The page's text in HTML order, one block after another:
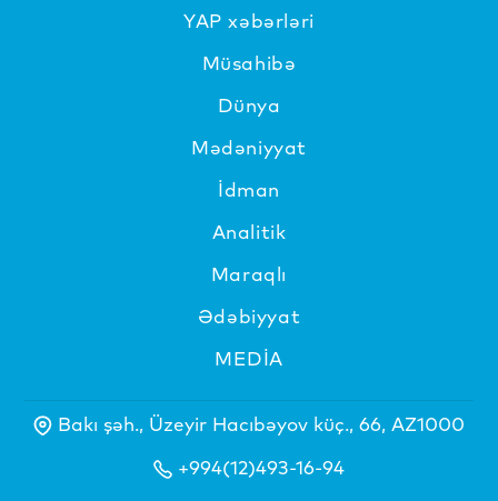
YAP xəbərləri
Müsahibə
Dünya
Mədəniyyat
İdman
Analitik
Maraqlı
Ədəbiyyat
MEDİA
Bakı şəh., Üzeyir Hacıbəyov küç., 66, AZ1000
+994(12)493-16-94